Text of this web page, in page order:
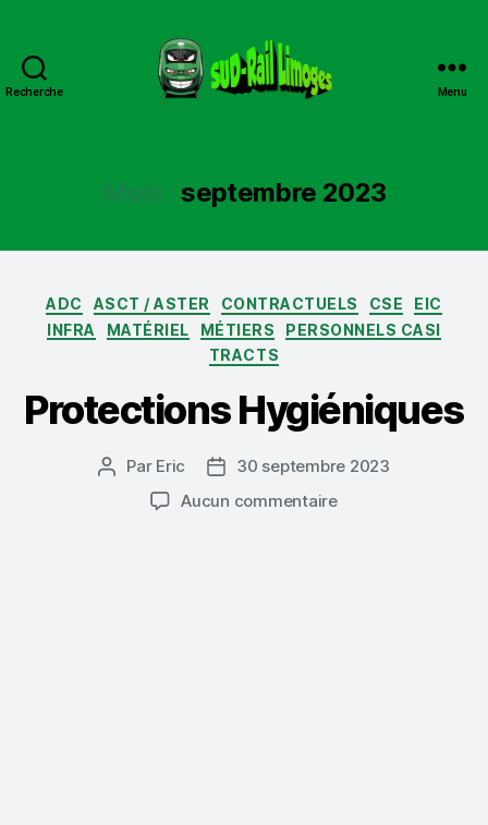
Recherche Menu
Mois : septembre 2023
Catégories
ADC ASCT / ASTER CONTRACTUELS CSE
EIC
INFRA
MATÉRIEL MÉTIERS
PERSONNELS CASI
TRACTS
Protections Hygiéniques
Auteur
l’article
Par Eric
Date30 septembre 2023
Aucun commentairesur